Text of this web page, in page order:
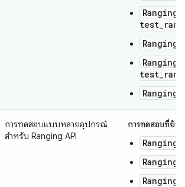
การทดสอบแบบหลายอุปกรณ์
สำหรับ Ranging API
การทดสอบที่ย้า